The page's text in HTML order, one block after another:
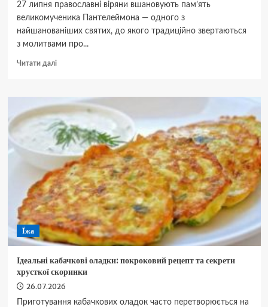
27 липня православні віряни вшановують пам’ять
великомученика Пантелеймона — одного з
найшанованіших святих, до якого традиційно звертаються
з молитвами про...
Читати даліДокладніше
липня
—
свято
Пантелеймона
Цілителя:
головні
традиції
для
міцного
здоров’я
та
як
залучити
благословення
Їжа
Ідеальні кабачкові оладки: покроковий рецепт та секрети
хрусткої скоринки
26.07.2026
Приготування кабачкових оладок часто перетворюється на